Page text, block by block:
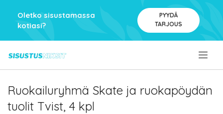
Oletko sisustamassa
kotiasi?
PYYDÄ
TARJOUS
Ruokailuryhmä Skate ja ruokapöydän
tuolit Tvist, 4 kpl